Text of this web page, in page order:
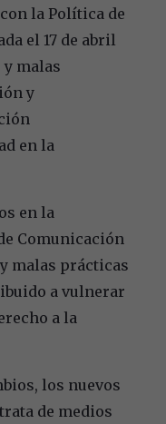
la Política de
el 17 de abril
malas
y
en la
en la
Comunicación
malas prácticas
a vulnerar
a la
los nuevos
de medios